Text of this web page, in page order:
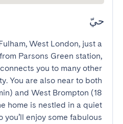
حيّ
West London, just a
Parsons Green station,
you to many other
You are also near to both
and West Brompton (18
home is nestled in a quiet
you’ll enjoy some fabulous